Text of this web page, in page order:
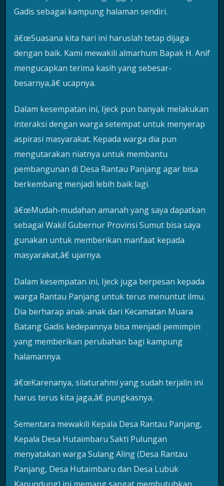
Gadis sebagai kampung halaman sendiri.
â€œSuasana kita hari ini haruslah tetap dijaga
dengan baik. Kami mewakili almarhum Bapak H. Anif
mengucapkan terima kasih yang sebesar-
besarnya,â€ ucapnya.
Dalam kesempatan ini, Ijeck pun banyak melakukan
interaksi dengan warga setempat untuk menyerap
aspirasi masyarakat. Kepada warga dia pun
mengutarakan niatnya untuk membantu
pembangunan di Desa Rantau Panjang agar bisa
berkembang menjadi lebih baik lagi.
â€œMudah-mudahan amanah yang saya dapatkan
sebagai Wakil Gubernur Provinsi Sumut bisa saya
gunakan untuk memberikan manfaat kepada
masyarakat,â€ ujarnya.
Dalam kesempatan ini, Ijeck juga berpesan kepada
warga Rantau Panjang untuk terus menuntut ilmu.
Dia berharap anak-anak dari Kecamatan Muara
Batang Gadis kedepannya bisa menjadi pemimpin
yang memberikan perubahan bagi kampung
halamannya.
â€œKarenanya, silaturahmi yang sudah terjalin ini
harus terus kita jaga,â€ pungkasnya.
Sementara mewakili Kepala Desa Rantau Panjang,
Kepala Desa Hutaimbaru Sakti Pulungan
menyatakan warga Sulang Aling (Desa Rantau
Panjang, Desa Hutaimbaru dan Desa Lubuk
Kapundung) ini memang sangat membutuhkan